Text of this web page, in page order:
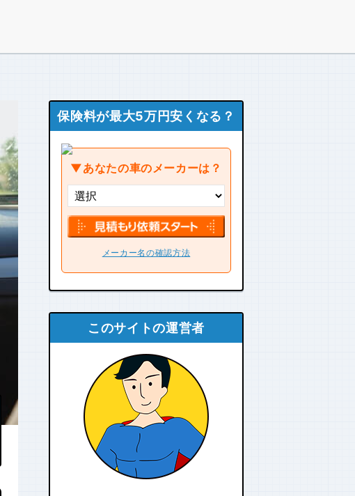
保険料が最大5万円安くなる？
▼あなたの車のメーカーは？
メーカー名の確認方法
このサイトの運営者